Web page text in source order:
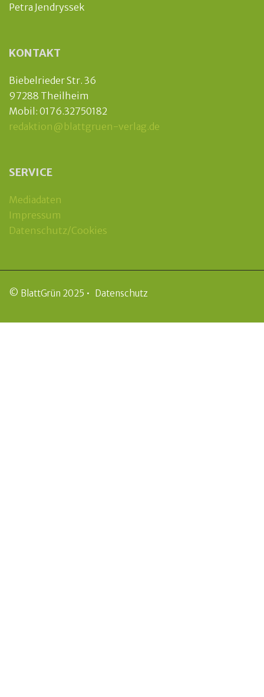
Petra Jendryssek
KONTAKT
Biebelrieder Str. 36
97288 Theilheim
Mobil: 0176.32750182
redaktion@blattgruen-verlag.de
SERVICE
Mediadaten
Impressum
Datenschutz/Cookies
© BlattGrün 2025 • Datenschutz